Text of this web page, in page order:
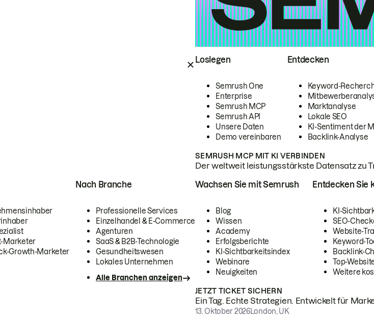
Loslegen
Semrush One
Enterprise
Semrush MCP
Semrush API
Unsere Daten
Demo vereinbaren
Entdecken
Keyword-
Marktanalyse
Lokale SEO
KI-Sentiment der
Backlink-Analyse
SEMRUSH MCP MIT KI VERBINDEN
Der weltweit leistungsstärkste Datensatz zu
Marketer
Growth-Marketer
Nach Branche
Professionelle Services
Einzelhandel & E-Commerce
Agenturen
SaaS & B2B-Technologie
Gesundheitswesen
Lokales Unternehmen
Alle Branchen anzeigen
Wachsen Sie mit Semrush
Blog
Wissen
Academy
Erfolgsberichte
KI-Sichtbarkeitsindex
Webinare
Neuigkeiten
Entdecken Sie
KI-
SEO-
Website-
Keyword-
Backlink-
Top-
Weitere
JETZT TICKET SICHERN
Ein Tag. Echte Strategien. Entwickelt für
13. Oktober 2026London, UK